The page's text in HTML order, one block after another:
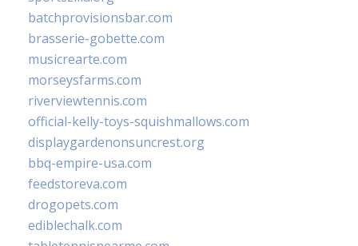
batchprovisionsbar.com
brasserie-gobette.com
musicrearte.com
morseysfarms.com
riverviewtennis.com
official-kelly-toys-squishmallows.com
displaygardenonsuncrest.org
bbq-empire-usa.com
feedstoreva.com
drogopets.com
ediblechalk.com